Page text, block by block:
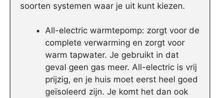
soorten systemen waar je uit kunt kiezen.
All-electric warmtepomp: zorgt voor de
complete verwarming en zorgt voor
warm tapwater. Je gebruikt in dat
geval geen gas meer. All-electric is vrij
prijzig, en je huis moet eerst heel goed
geïsoleerd zijn. Je komt het dan ook